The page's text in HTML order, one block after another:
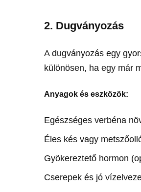
2. Dugványozás
A dugványozás egy
különösen, ha egy már
Anyagok és eszközök:
Egészséges verbéna
Éles kés vagy
Gyökereztető hormon
Cserepek és jó